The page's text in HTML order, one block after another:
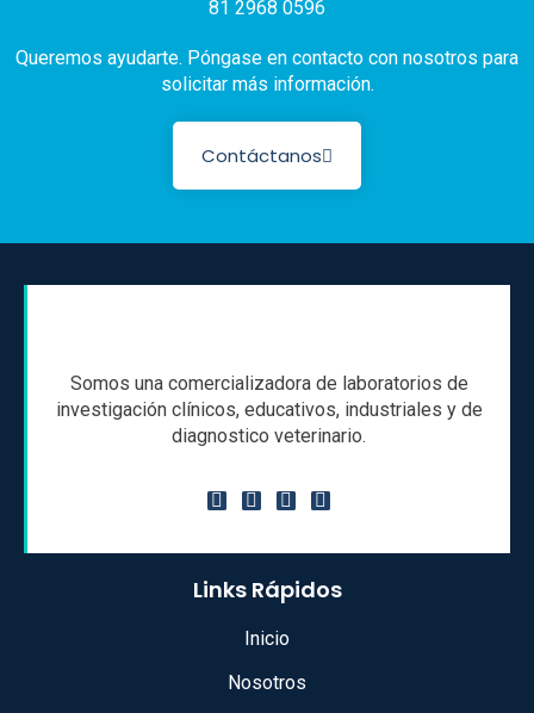
81 2968 0596
Queremos ayudarte. Póngase en contacto con nosotros para
solicitar más información.
Contáctanos
Somos una comercializadora de laboratorios de
investigación clínicos, educativos, industriales y de
diagnostico veterinario.
Links Rápidos
Inicio
Nosotros